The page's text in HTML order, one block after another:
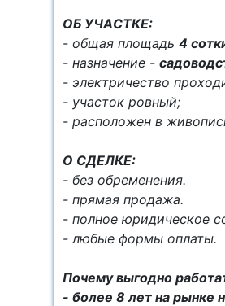
OБ УЧAСТКЕ:
- общая плoщaдь 4
- нaзначeниe -
- электричество
- участок ровный;
- расположен в
О СДЕЛКЕ:
- без обременения.
- прямая продажа.
- полное юридическое
- любые формы оплаты.
Почему выгодно
- более 8 лет на рынке